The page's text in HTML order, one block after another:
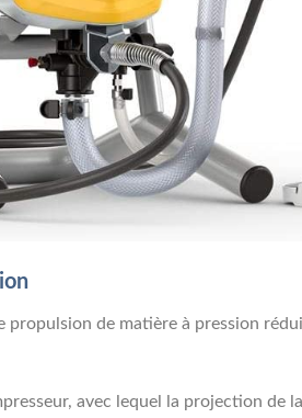
de matière à pression
avec lequel la projection de